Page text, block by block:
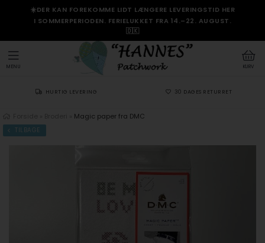
☀️DER KAN FOREKOMME LIDT LÆNGERE LEVERINGSTID HER
I SOMMERPERIODEN. FERIELUKKET FRA 14.–22. AUGUST.
🇩🇰
KURV
MENU
HURTIG LEVERING 30 DAGES RETURRET
Magic paper fra DMC
TILBAGE